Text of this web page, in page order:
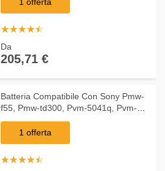
☆☆☆☆☆
★★★★★
Da
205,71 €
Batteria Compatibile Con Sony Pmw-
f55, Pmw-td300, Pvm-5041q, Pvm-
6041qm Videocamera Camcorder
(10400mah, 14,8v, Li-ion)
1 offerta
☆☆☆☆☆
★★★★★